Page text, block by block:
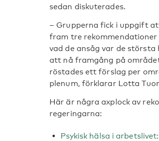
sedan diskuterades.
– Grupperna fick i uppgift
fram tre rekommendationer
vad de ansåg var de största
att nå framgång på
röstades ett förslag per
plenum, förklarar Lotta
Här är några axplock av
regeringarna:
Psykisk hälsa i arbetslivet: